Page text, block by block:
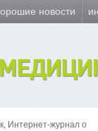
новости
Интернет-журнал о